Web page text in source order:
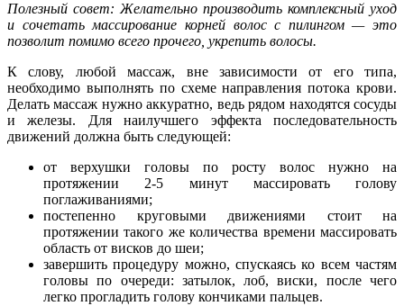
Полезный совет: Желательно производить комплексный уход
и сочетать массирование корней волос с пилингом — это
позволит помимо всего прочего, укрепить волосы.
К слову, любой массаж, вне зависимости от его типа,
необходимо выполнять по схеме направления потока крови.
Делать массаж нужно аккуратно, ведь рядом находятся сосуды
и железы. Для наилучшего эффекта последовательность
движений должна быть следующей:
от верхушки головы по росту волос нужно на
протяжении 2-5 минут массировать голову
поглаживаниями;
постепенно круговыми движениями стоит на
протяжении такого же количества времени массировать
область от висков до шеи;
завершить процедуру можно, спускаясь ко всем частям
головы по очереди: затылок, лоб, виски, после чего
легко прогладить голову кончиками пальцев.